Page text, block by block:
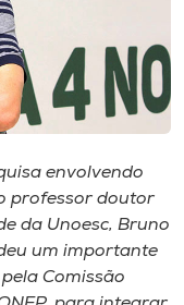
envolvendo
professor doutor
da Unoesc, Bruno
um importante
Comissão